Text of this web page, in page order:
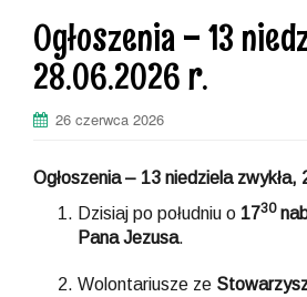
Ogłoszenia – 13
28.06.2026 r.
26 czerwca 2026
Ogłoszenia – 13 niedziela zwykła,
Dzisiaj po południu o 1730
Pana Jezusa.
Wolontariusze ze